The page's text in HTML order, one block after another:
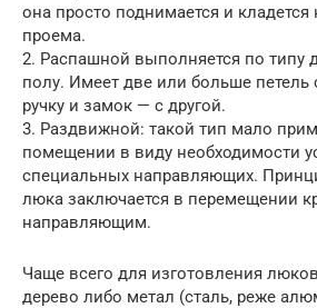
она просто поднимается и кладется
проема.
2. Распашной выполняется по типу
полу. Имеет две или больше петель
ручку и замок — с другой.
3. Раздвижной: такой тип мало
помещении в виду необходимости
специальных направляющих.
люка заключается в перемещении
направляющим.
Чаще всего для изготовления
дерево либо метал (сталь, реже